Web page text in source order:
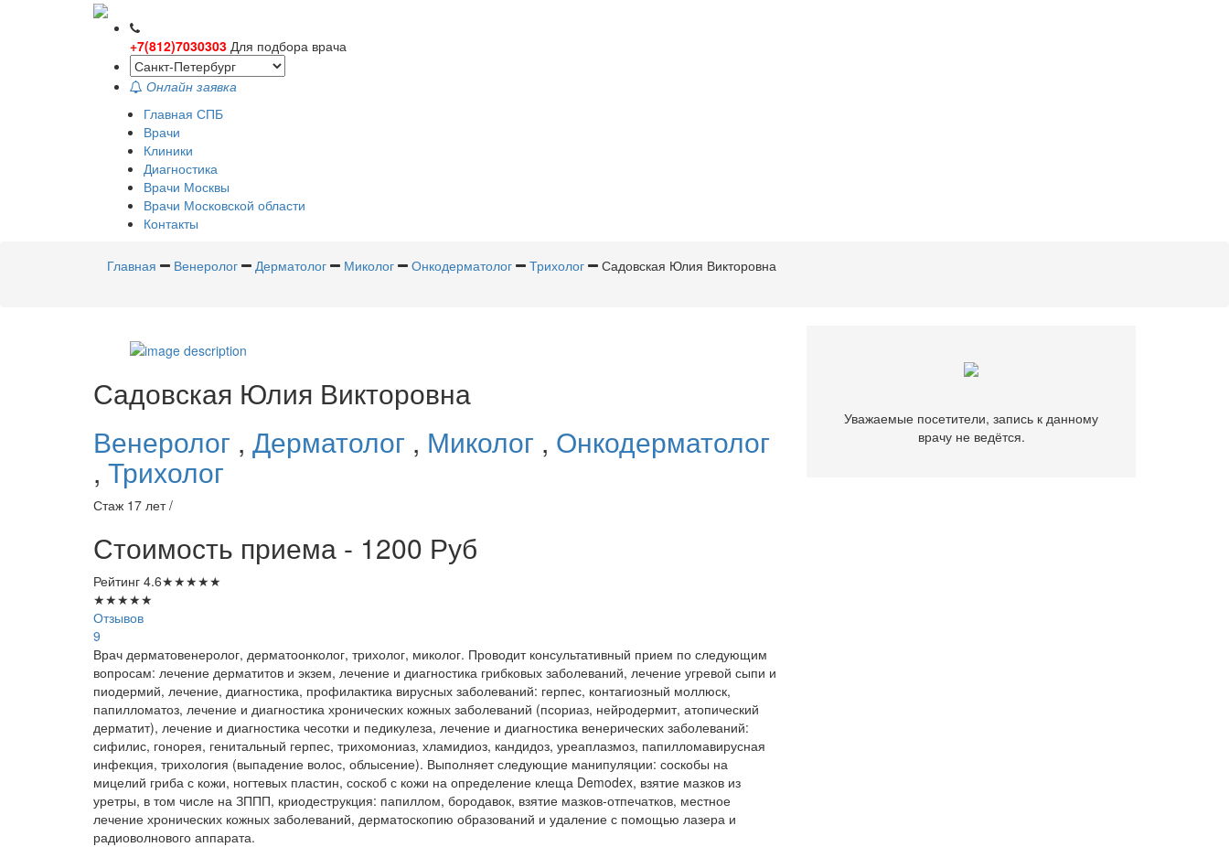
+7(812)7030303 Для подбора врача
Онлайн заявка
Главная СПБ
Врачи
Клиники
Диагностика
Врачи Москвы
Врачи Московской области
Контакты
Главная Венеролог Дерматолог Миколог Онкодерматолог Трихолог Садовская Юлия Викторовна
Садовская Юлия Викторовна
Венеролог , Дерматолог , Миколог , Онкодерматолог
, Трихолог
Стаж 17 лет /
Стоимость приема - 1200 Руб
Рейтинг 4.6★★★★★
★★★★★
Отзывов
9
Врач дерматовенеролог, дерматоонколог, трихолог, миколог. Проводит консультативный прием по следующим
вопросам: лечение дерматитов и экзем, лечение и диагностика грибковых заболеваний, лечение угревой сыпи и
пиодермий, лечение, диагностика, профилактика вирусных заболеваний: герпес, контагиозный моллюск,
папилломатоз, лечение и диагностика хронических кожных заболеваний (псориаз, нейродермит, атопический
дерматит), лечение и диагностика чесотки и педикулеза, лечение и диагностика венерических заболеваний:
сифилис, гонорея, генитальный герпес, трихомониаз, хламидиоз, кандидоз, уреаплазмоз, папилломавирусная
инфекция, трихология (выпадение волос, облысение). Выполняет следующие манипуляции: соскобы на
мицелий гриба с кожи, ногтевых пластин, соскоб с кожи на определение клеща Demodex, взятие мазков из
уретры, в том числе на ЗППП, криодеструкция: папиллом, бородавок, взятие мазков-отпечатков, местное
лечение хронических кожных заболеваний, дерматоскопию образований и удаление с помощью лазера и
радиоволнового аппарата.
Уважаемые посетители, запись к данному
врачу не ведётся.